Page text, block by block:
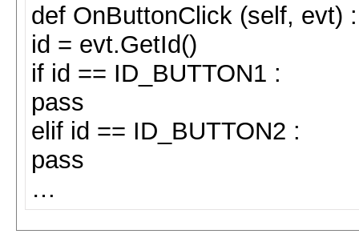
def OnButtonClick (self, evt) :
id = evt.GetId()
if id == ID_BUTTON1 :
pass
elif id == ID_BUTTON2 :
pass
…